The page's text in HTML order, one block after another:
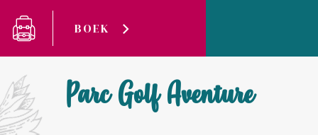
BOEK
Camping Saint-Disdille
Parc Golf Aventure
Cookies beheer paneel